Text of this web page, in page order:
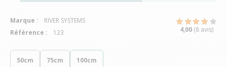
50cm 75cm 100cm
Marque :
RIVER SYSTEMS
Référence :
123 4,00 (8 avis)